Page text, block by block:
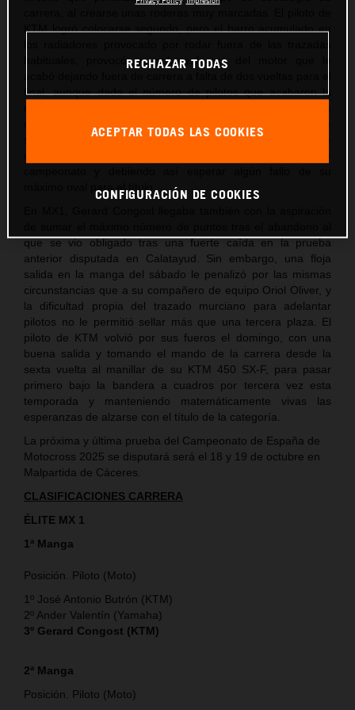
KTM logró colocarse segundo, pero el barro acumulado en
habituales, provocó un sobreesfuerzo del motor que le
final, aunque dado el número de pilotos que acabaron la
son insuficientes para no depender de él mismo para alzarse
que se vio obligado tras una fuerte caída en la prueba
anterior disputada en Calatayud. Sin embargo, una floja
salida en la manga del sábado le penalizó por las mismas
circunstancias que a su compañero de equipo Oriol Oliver, y
la dificultad propia del trazado murciano para adelantar
pilotos no le permitió sellar más que una tercera plaza. El
piloto de KTM volvió por sus fueros el domingo, con una
buena salida y tomando el mando de la carrera desde la
sexta vuelta al manillar de su KTM 450 SX-F, para pasar
primero bajo la bandera a cuadros por tercera vez esta
temporada y manteniendo matemáticamente vivas las
esperanzas de alzarse con el título de la categoría.
La próxima y última prueba del Campeonato de España de
Motocross 2025 se disputará será el 18 y 19 de octubre en
Malpartida de Cáceres.
CLASIFICACIONES CARRERA
ÉLITE MX 1
1ª Manga
Posición. Piloto (Moto)
1º José Antonio Butrón (KTM)
2º Ander Valentín (Yamaha)
3º Gerard Congost (KTM)
2ª Manga
Posición. Piloto (Moto)
RECHAZAR TODAS
ACEPTAR TODAS LAS COOKIES
CONFIGURACIÓN DE COOKIES